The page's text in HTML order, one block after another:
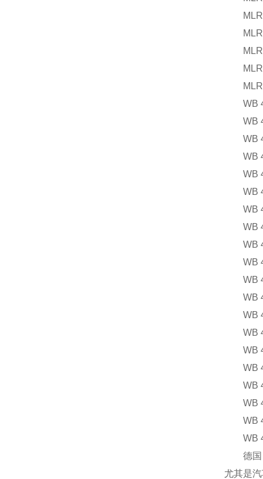
MLR
MLR
MLR
MLR
MLR
WB
WB
WB
WB
WB
WB
WB
WB
WB
WB
WB
WB
WB
WB
WB
WB
WB
WB
WB
WB
德国
尤其是